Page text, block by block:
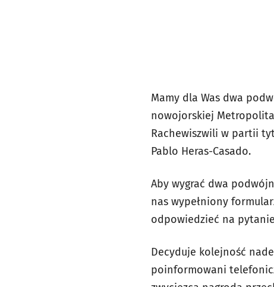
Mamy dla Was dwa
nowojorskiej
Rachewiszwili w partii
Pablo Heras-Casado.
Aby wygrać dwa
nas wypełniony
odpowiedzieć na
Decyduje kolejność
poinformowani